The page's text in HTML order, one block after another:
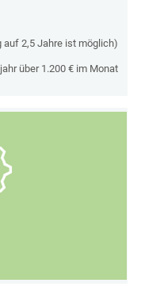
auf 2,5 Jahre ist möglich)
über 1.200 € im Monat